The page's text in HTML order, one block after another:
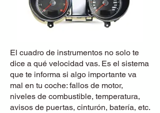
El cuadro de instrumentos no solo te
dice a qué velocidad vas. Es el sistema
que te informa si algo importante va
mal en tu coche: fallos de motor,
niveles de combustible, temperatura,
avisos de puertas, cinturón, batería, etc.